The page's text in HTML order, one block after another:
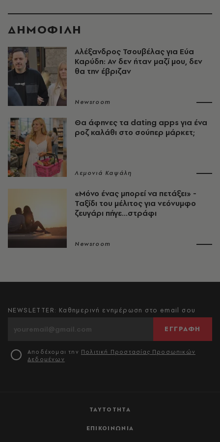
ΔΗΜΟΦΙΛΗ
Αλέξανδρος Τσουβέλας για Εύα
Καρύδη: Αν δεν ήταν μαζί μου, δεν
θα την έβριζαν
Newsroom
Θα άφηνες τα dating apps για ένα
ροζ καλάθι στο σούπερ μάρκετ;
Λεμονιά Καψάλη
«Μόνο ένας μπορεί να πετάξει» -
Ταξίδι του μέλιτος για νεόνυμφο
ζευγάρι πήγε...στράφι
Newsroom
ΤΑΥΤΟΤΗΤΑ
ΕΠΙΚΟΙΝΩΝΙΑ
NEWSLETTER: Καθημερινή ενημέρωση στο email σου
ΕΓΓΡΑΦΗ
Αποδέχομαι την Πολιτική Προστασίας Προσωπικών
Δεδομένων